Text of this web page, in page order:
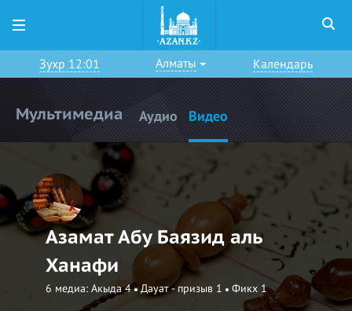
Зухр 12:01 Алматы Календарь
Мультимедиа Аудио Видео
Азамат Абу Баязид аль
Ханафи
6 медиа: Акыда 4 Дауат - призыв 1 Фикх 1